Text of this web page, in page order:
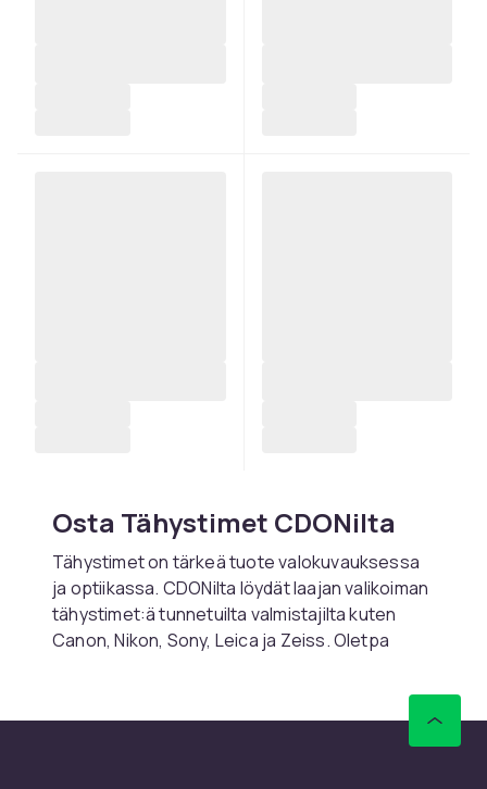
Osta Tähystimet CDONilta
Tähystimet on tärkeä tuote valokuvauksessa
ja optiikassa. CDONilta löydät laajan valikoiman
tähystimet:ä tunnetuilta valmistajilta kuten
Canon, Nikon, Sony, Leica ja Zeiss. Oletpa
Valitessasi tähystimet:ä on tärkeää huomioida
yhteensopivuus kamerajärjestelmäsi kanssa.